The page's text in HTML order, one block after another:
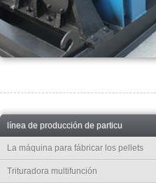
línea de producción de particu
La máquina para fábricar los pellets
Trituradora multifunción